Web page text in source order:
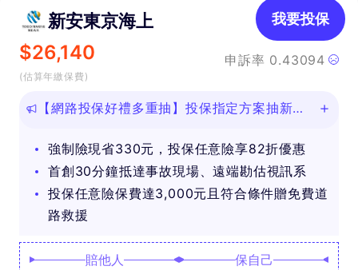
新安東京海上
$26,140
(估算年繳保費)
申訴率 0.43094
我要投保
【網路投保好禮多重抽】投保指定方案抽新款
強制險現省330元，投保任意險享82折優惠
首創30分鐘抵達事故現場、遠端勘估視訊系
投保任意險保費達3,000元且符合條件贈免費道
路救援
賠他人 保自己